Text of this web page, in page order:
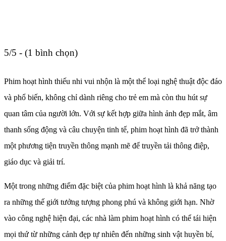
5/5 - (1 bình chọn)
Phim hoạt hình thiếu nhi vui nhộn là một thể loại nghệ thuật độc đáo
và phổ biến, không chỉ dành riêng cho trẻ em mà còn thu hút sự
quan tâm của người lớn. Với sự kết hợp giữa hình ảnh đẹp mắt, âm
thanh sống động và câu chuyện tinh tế, phim hoạt hình đã trở thành
một phương tiện truyền thông mạnh mẽ để truyền tải thông điệp,
giáo dục và giải trí.
Một trong những điểm đặc biệt của phim hoạt hình là khả năng tạo
ra những thế giới tưởng tượng phong phú và không giới hạn. Nhờ
vào công nghệ hiện đại, các nhà làm phim hoạt hình có thể tái hiện
mọi thứ từ những cảnh đẹp tự nhiên đến những sinh vật huyền bí,